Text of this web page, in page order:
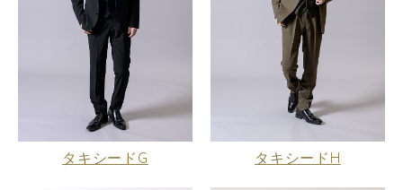
タキシードG タキシードH